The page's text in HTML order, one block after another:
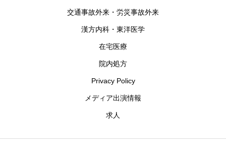
交通事故外来・労災事故外来
漢方内科・東洋医学
在宅医療
院内処方
Privacy Policy
メディア出演情報
求人